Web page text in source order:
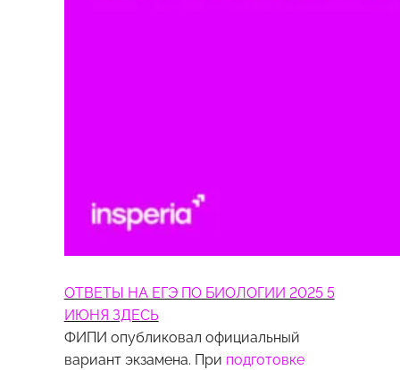
ОТВЕТЫ НА ЕГЭ ПО БИОЛОГИИ 2025 5
ИЮНЯ ЗДЕСЬ
ФИПИ опубликовал официальный
вариант экзамена. При подготовке